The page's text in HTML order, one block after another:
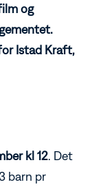
og
Istad Kraft,
kl 12. Det
barn pr